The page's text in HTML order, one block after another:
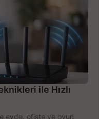
ile Hızlı
evde, ofiste ve oyun